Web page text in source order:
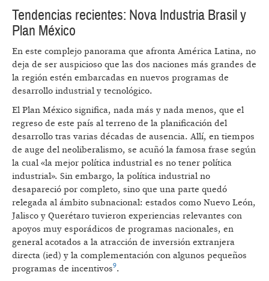
Tendencias recientes: Nova Industria Brasil y
Plan México
En este complejo panorama que afronta América Latina, no
deja de ser auspicioso que las dos naciones más grandes de
la región estén embarcadas en nuevos programas de
desarrollo industrial y tecnológico.
El Plan México significa, nada más y nada menos, que el
regreso de este país al terreno de la planificación del
desarrollo tras varias décadas de ausencia. Allí, en tiempos
de auge del neoliberalismo, se acuñó la famosa frase según
la cual «la mejor política industrial es no tener política
industrial». Sin embargo, la política industrial no
desapareció por completo, sino que una parte quedó
relegada al ámbito subnacional: estados como Nuevo León,
Jalisco y Querétaro tuvieron experiencias relevantes con
apoyos muy esporádicos de programas nacionales, en
general acotados a la atracción de inversión extranjera
directa (ied) y la complementación con algunos pequeños
programas de incentivos9.